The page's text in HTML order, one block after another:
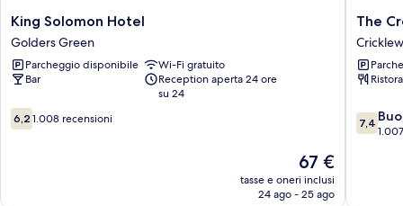
King
Solomon
Hotel
Golders
Green
King Solomon Hotel
Golders Green
Parcheggio disponibile
Wi-Fi gratuito
Bar
Reception aperta 24 ore
su 24
6.2
su
6,2 1.008 recensioni
Il
prezzo
attuale
67 €
tasse e oneri inclusi
24 ago - 25 ago
The
Crown
London,
The
7.4
su
7,4